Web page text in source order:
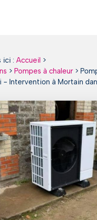
ici : Accueil >
> Pompes à chaleur>
- Intervention à Mortain